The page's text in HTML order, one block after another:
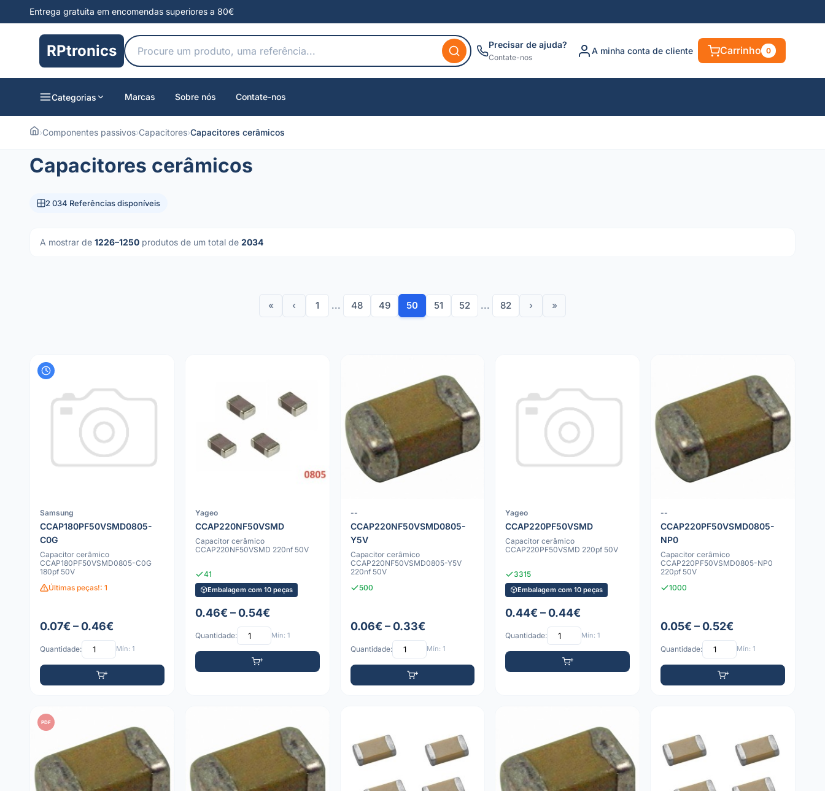
Entrega gratuita em encomendas superiores a 80€
RPtronics Precisar de ajuda?
Contate-nos
A minha conta de cliente Carrinho 0
Categorias Marcas Sobre nós Contate-nos
›Componentes passivos›Capacitores›Capacitores cerâmicos
Capacitores cerâmicos
2 034 Referências disponíveis
A mostrar de 1226–1250 produtos de um total de 2034
« ‹ 1 ... 48 49 50 51 52 ... 82 › »
Samsung
CCAP180PF50VSMD0805-
C0G
Capacitor cerâmico
CCAP180PF50VSMD0805-C0G
180pf 50V
Últimas peças!: 1
0.07€ – 0.46€
Quantidade: Mín: 1
Yageo
CCAP220NF50VSMD
Capacitor cerâmico
CCAP220NF50VSMD 220nf 50V
41
Embalagem com 10 peças
0.46€ – 0.54€
Quantidade: Mín: 1
--
CCAP220NF50VSMD0805-
Y5V
Capacitor cerâmico
CCAP220NF50VSMD0805-Y5V
220nf 50V
500
0.06€ – 0.33€
Quantidade: Mín: 1
Yageo
CCAP220PF50VSMD
Capacitor cerâmico
CCAP220PF50VSMD 220pf 50V
3315
Embalagem com 10 peças
0.44€ – 0.44€
Quantidade: Mín: 1
--
CCAP220PF50VSMD0805-
NP0
Capacitor cerâmico
CCAP220PF50VSMD0805-NP0
220pf 50V
1000
0.05€ – 0.52€
Quantidade: Mín: 1
PDF